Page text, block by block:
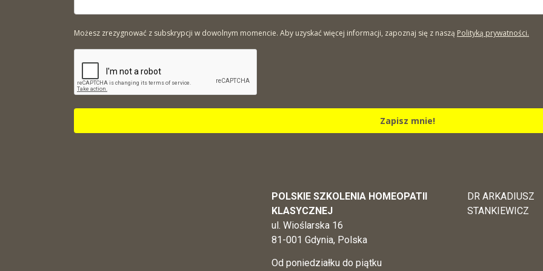
Możesz zrezygnować z subskrypcji w dowolnym momencie. Aby uzyskać więcej informacji, zapoznaj się z naszą Polityką prywatności.
Zapisz mnie!
POLSKIE SZKOLENIA HOMEOPATII
KLASYCZNEJ
ul. Wioślarska 16
81-001 Gdynia, Polska
Od poniedziałku do piątku
DR ARKADIUSZ
STANKIEWICZ